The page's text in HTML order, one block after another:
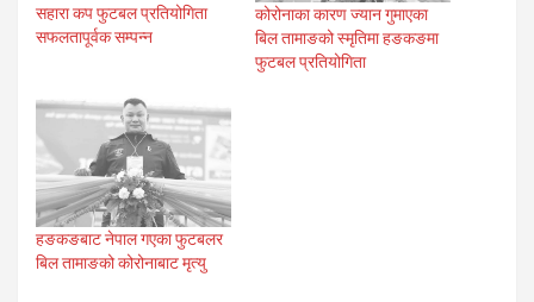
सहारा कप फुटबल प्रतियोगिता
सफलतापूर्वक सम्पन्न
कोरोनाका कारण ज्यान गुमाएका
बिल तामाङको स्मृतिमा हङकङमा
फुटबल प्रतियोगिता
हङकङबाट नेपाल गएका फुटबलर
बिल तामाङको कोरोनाबाट मृत्यु